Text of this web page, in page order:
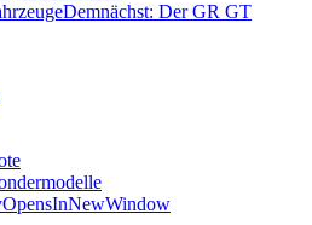
Demnächst: Der GR GT